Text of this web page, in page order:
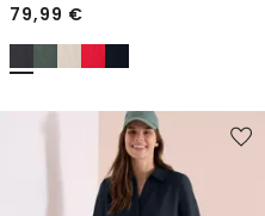
79,99 €